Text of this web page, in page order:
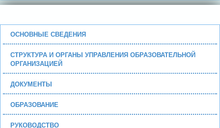
ОСНОВНЫЕ СВЕДЕНИЯ
СТРУКТУРА И ОРГАНЫ УПРАВЛЕНИЯ ОБРАЗОВАТЕЛЬНОЙ
ОРГАНИЗАЦИЕЙ
ДОКУМЕНТЫ
ОБРАЗОВАНИЕ
РУКОВОДСТВО